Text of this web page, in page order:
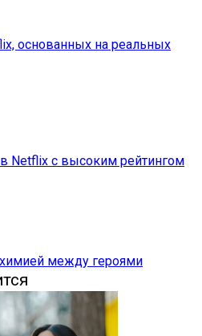
основанных на реальных
Netflix с высоким рейтингом
между героями